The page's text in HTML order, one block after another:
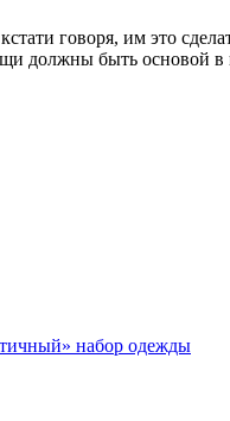
говоря, им это
должны быть основой
набор одежды